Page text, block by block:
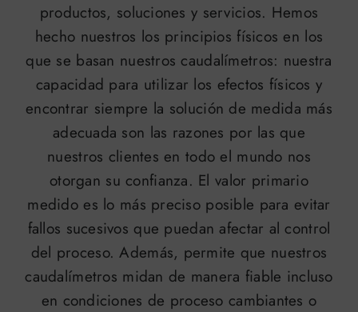
productos, soluciones y servicios. Hemos
hecho nuestros los principios físicos en los
que se basan nuestros caudalímetros: nuestra
capacidad para utilizar los efectos físicos y
encontrar siempre la solución de medida más
adecuada son las razones por las que
nuestros clientes en todo el mundo nos
otorgan su confianza. El valor primario
medido es lo más preciso posible para evitar
fallos sucesivos que puedan afectar al control
del proceso. Además, permite que nuestros
caudalímetros midan de manera fiable incluso
en condiciones de proceso cambiantes o